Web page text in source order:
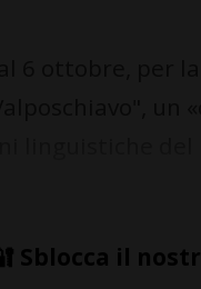
Sblocca il